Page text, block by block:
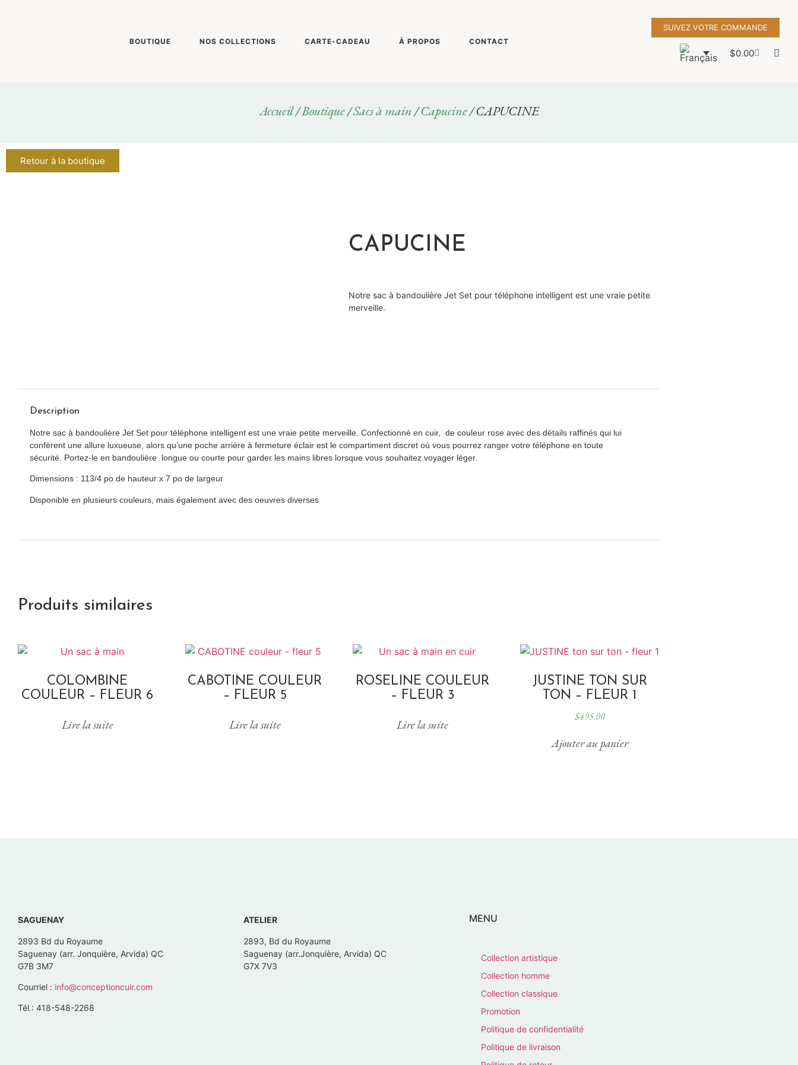
BOUTIQUE NOS COLLECTIONS CARTE-CADEAU À PROPOS CONTACT
SUIVEZ VOTRE COMMANDE
$0.00
Accueil/Boutique/Sacs à main/Capucine/ CAPUCINE
Retour à la boutique
CAPUCINE
Notre sac à bandoulière Jet Set pour téléphone intelligent est une vraie petite
merveille.
Description
Notre sac à bandoulière Jet Set pour téléphone intelligent est une vraie petite merveille. Confectionné en cuir, de couleur rose avec des détails raffinés qui lui
confèrent une allure luxueuse, alors qu’une poche arrière à fermeture éclair est le compartiment discret où vous pourrez ranger votre téléphone en toute
sécurité. Portez-le en bandoulière longue ou courte pour garder les mains libres lorsque vous souhaitez voyager léger.
Dimensions : 113/4 po de hauteur x 7 po de largeur
Disponible en plusieurs couleurs, mais également avec des oeuvres diverses
Produits similaires
COLOMBINE
COULEUR – FLEUR 6
Lire la suite
CABOTINE COULEUR
– FLEUR 5
Lire la suite
ROSELINE COULEUR
– FLEUR 3
Lire la suite
JUSTINE TON SUR
TON – FLEUR 1
$495.00
Ajouter au panier
SAGUENAY
2893 Bd du Royaume
Saguenay (arr. Jonquière, Arvida) QC
G7B 3M7
Courriel : info@conceptioncuir.com
Tél.: 418-548-2268
ATELIER
2893, Bd du Royaume
Saguenay (arr.Jonquière, Arvida) QC
G7X 7V3
MENU
Collection artistique
Collection homme
Collection classique
Promotion
Politique de confidentialité
Politique de livraison